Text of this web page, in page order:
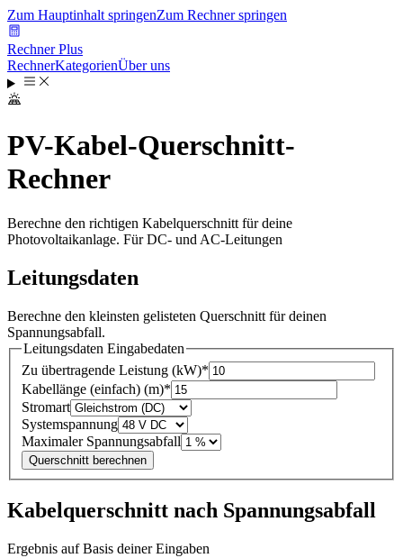
Zum Hauptinhalt springenZum Rechner springen
Rechner Plus
RechnerKategorienÜber uns
PV-Kabel-Querschnitt-
Rechner
Berechne den richtigen Kabelquerschnitt für deine
Photovoltaikanlage. Für DC- und AC-Leitungen
Leitungsdaten
Berechne den kleinsten gelisteten Querschnitt für deinen
Spannungsabfall.
Leitungsdaten Eingabedaten
Zu übertragende Leistung (kW)*
Kabellänge (einfach) (m)*
Stromart
Systemspannung
Maximaler Spannungsabfall
Querschnitt berechnen
Kabelquerschnitt nach Spannungsabfall
Ergebnis auf Basis deiner Eingaben